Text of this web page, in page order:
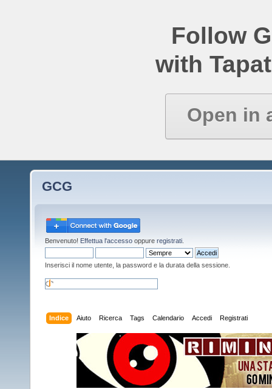
Follow
with
Open in
GCG
Benvenuto! Effettua l'accesso oppure registrati
Inserisci il nome utente, la password e la durata della sessione.
Indice Aiuto Ricerca Tags Calendario Accedi Registrati